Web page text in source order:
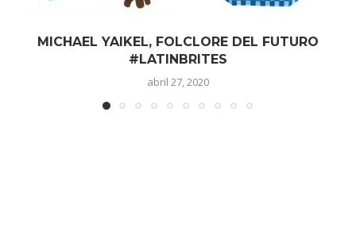
MICHAEL YAIKEL, FOLCLORE DEL FUTURO
#LATINBRITES
abril 27, 2020